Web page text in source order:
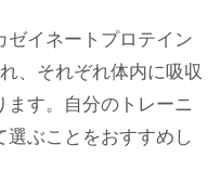
ゼイネートプロテイン
、それぞれ体内に吸収
す。自分のトレーニ
ぶことをおすすめし